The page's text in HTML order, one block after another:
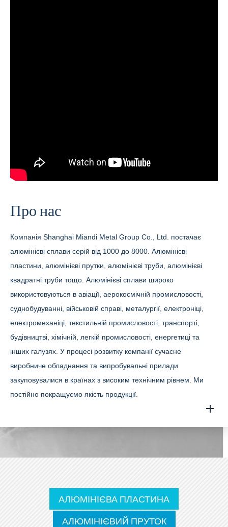
Про нас
Компанія Shanghai Miandi Metal Group Co., Ltd. постачає
алюмінієві сплави серій від 1000 до 8000. Алюмінієві
пластини, алюмінієві прутки, алюмінієві труби, алюмінієві
квадратні труби тощо. Алюмінієві сплави широко
використовуються в авіації, аерокосмічній промисловості,
суднобудуванні, військовій справі, металургії, електроніці,
електромеханіці, текстильній промисловості, транспорті,
будівництві, хімічній, легкій промисловості, енергетиці та
інших галузях. У процесі розвитку компанії сучасне
виробниче обладнання та випробувальні прилади
закуповувалися в країнах з високим технічним рівнем. Ми
постійно покращуємо якість продукції.
АЛЮМІНІЄВА ПЛАСТИНА
АЛЮМІНІЄВИЙ ПРУТОК